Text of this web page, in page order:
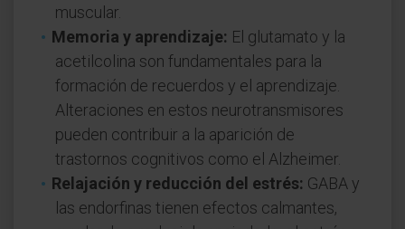
muscular.
Memoria y aprendizaje: El glutamato y la
acetilcolina son fundamentales para la
formación de recuerdos y el aprendizaje.
Alteraciones en estos neurotransmisores
pueden contribuir a la aparición de
trastornos cognitivos como el Alzheimer.
Relajación y reducción del estrés: GABA y
las endorfinas tienen efectos calmantes,